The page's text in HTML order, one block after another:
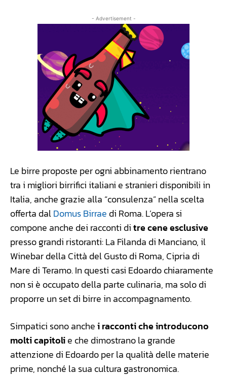
- Advertisement -
Le birre proposte per ogni abbinamento rientrano
tra i migliori birrifici italiani e stranieri disponibili in
Italia, anche grazie alla “consulenza” nella scelta
offerta dalDomus Birrae di Roma. L’opera si
compone anche dei racconti ditre cene esclusive
presso grandi ristoranti: La Filanda di Manciano, il
Winebar della Città del Gusto di Roma, Cipria di
Mare di Teramo. In questi casi Edoardo chiaramente
non si è occupato della parte culinaria, ma solo di
proporre un set di birre in accompagnamento.
Simpatici sono anchei racconti che introducono
molti capitolie che dimostrano la grande
attenzione di Edoardo per la qualità delle materie
prime, nonché la sua cultura gastronomica.